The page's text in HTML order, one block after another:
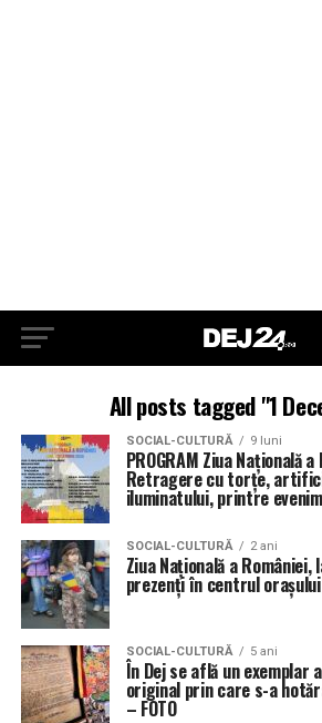
All posts tagged "1
SOCIAL-CULTURĂ 9 luni
PROGRAM Ziua Națională
Retragere cu torțe,
iluminatului, printre
SOCIAL-CULTURĂ 2 ani
Ziua Națională a României,
prezenți în centrul orașului
SOCIAL-CULTURĂ 5 ani
În Dej se află un exemplar
original prin care s-a
– FOTO